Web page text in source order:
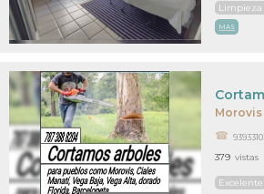
MAS
Morovis
Excelente
379 vistas